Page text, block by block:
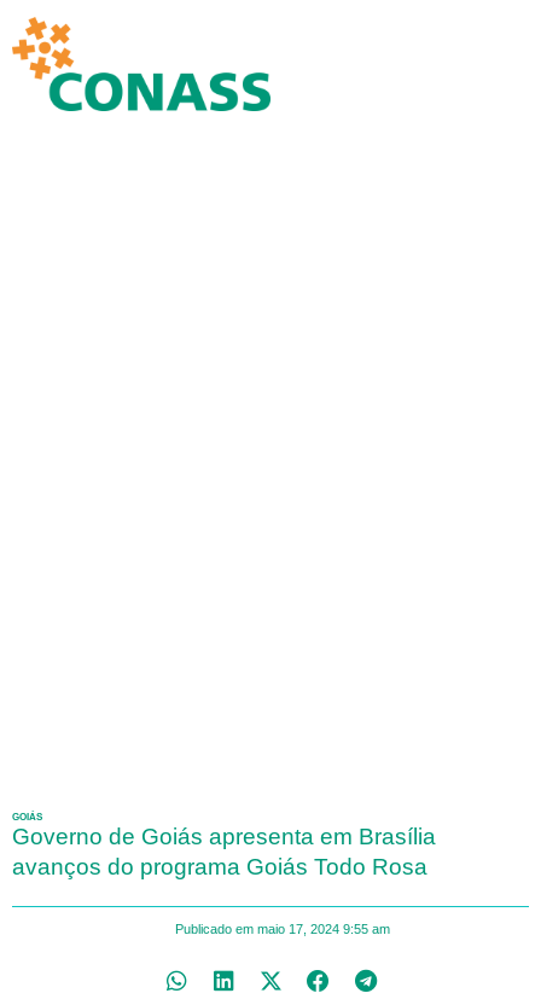
GOIÁS
Governo de Goiás apresenta em Brasília
avanços do programa Goiás Todo Rosa
Publicado em maio 17, 2024 9:55 am